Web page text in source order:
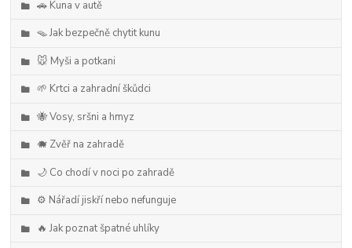
🚗 Kuna v autě
🪤 Jak bezpečně chytit kunu
🐭 Myši a potkani
🌱 Krtci a zahradní škůdci
🐝 Vosy, sršni a hmyz
🐗 Zvěř na zahradě
🌙 Co chodí v noci po zahradě
⚙️ Nářadí jiskří nebo nefunguje
🔥 Jak poznat špatné uhlíky